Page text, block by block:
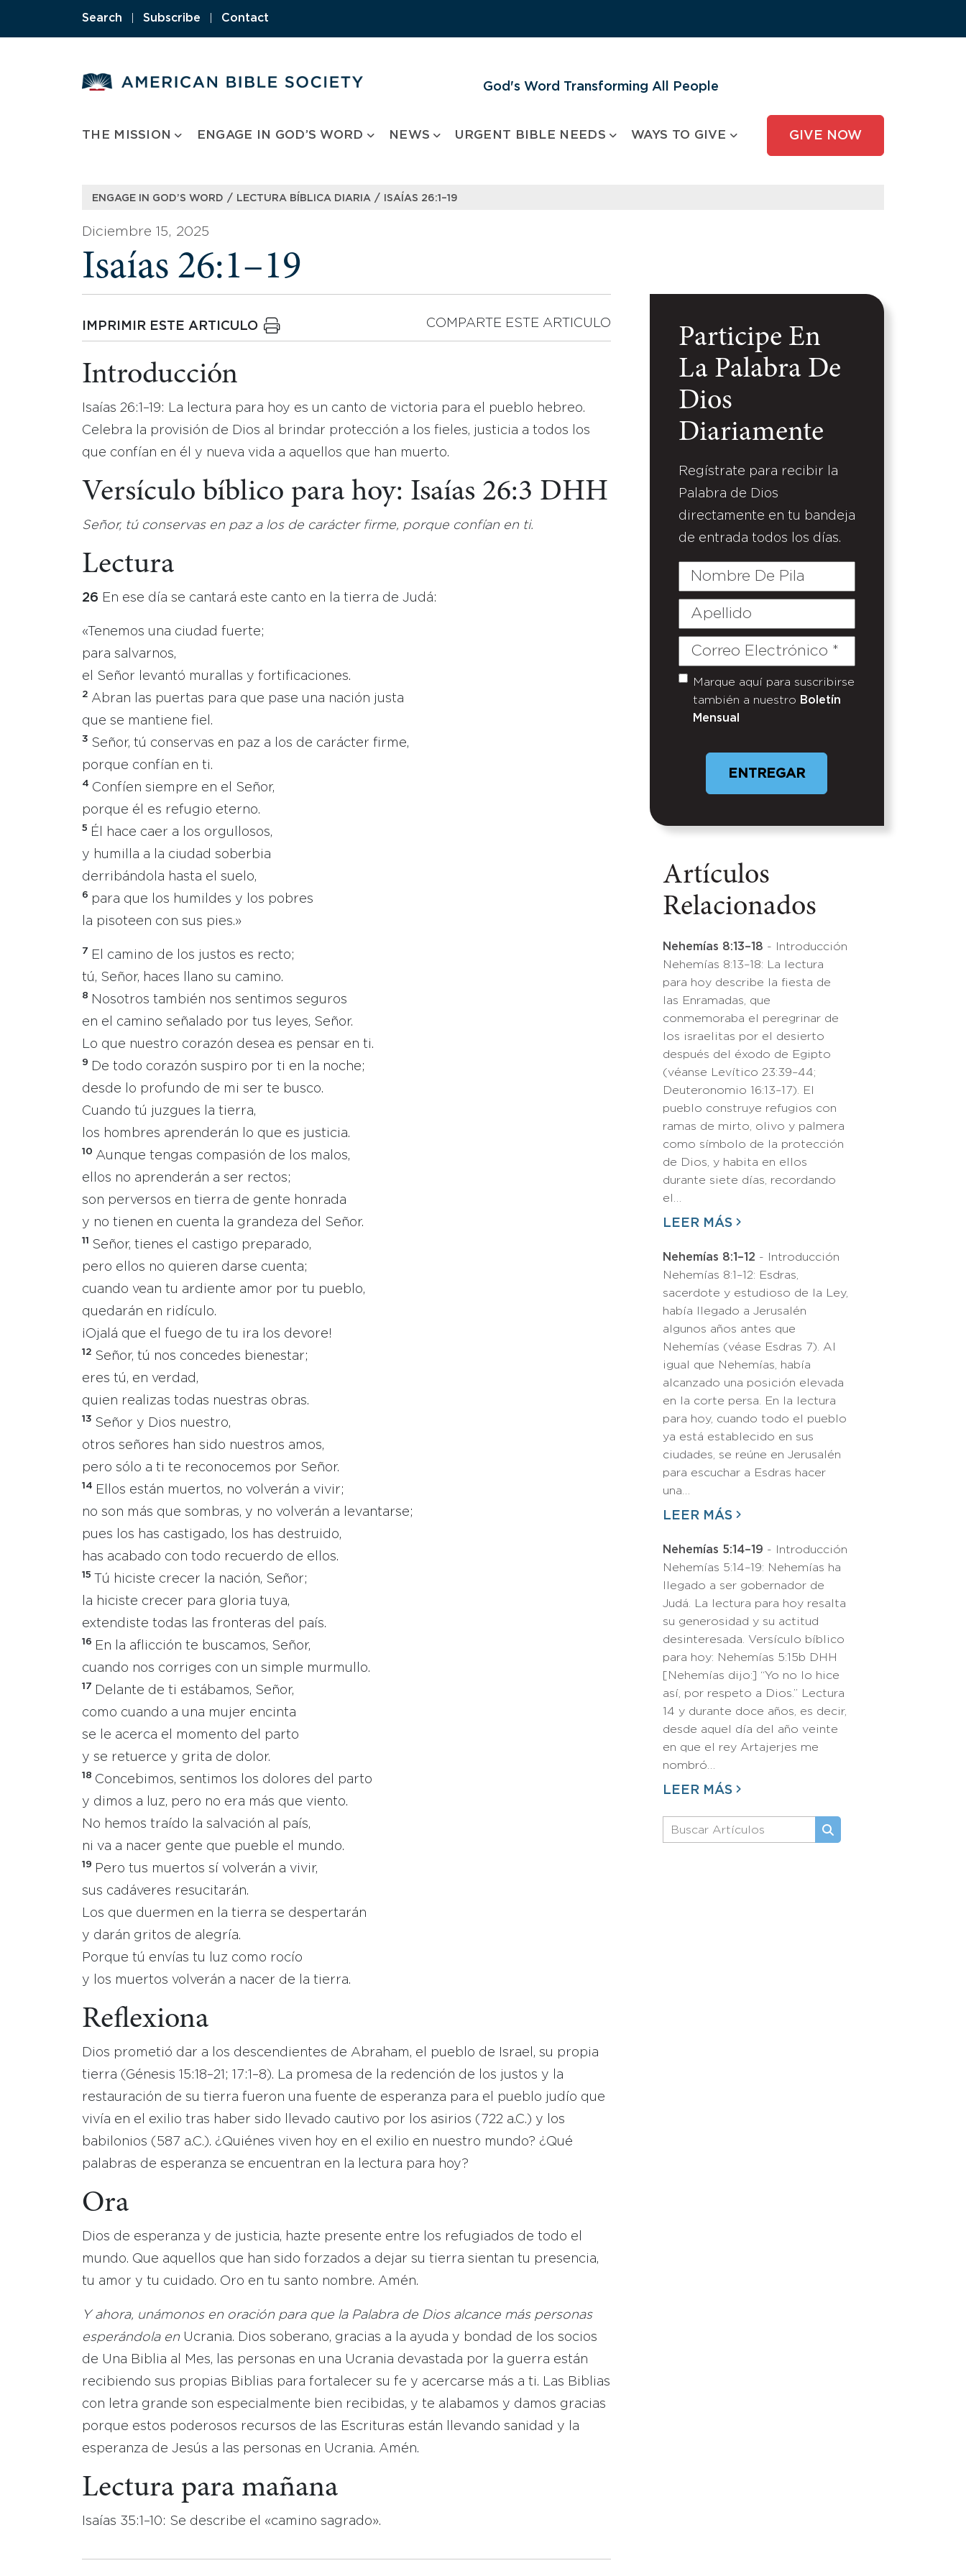
Search Subscribe Contact
God's Word Transforming All People
THE MISSION ENGAGE IN GOD’S WORD NEWS URGENT BIBLE NEEDS WAYS TO GIVE GIVE NOW
ENGAGE IN GOD’S WORD / LECTURA BÍBLICA DIARIA / ISAÍAS 26:1–19
Diciembre 15, 2025
Isaías 26:1–19
IMPRIMIR ESTE ARTICULO COMPARTE ESTE ARTICULO
Introducción
Isaías 26:1–19: La lectura para hoy es un canto de victoria para el pueblo hebreo.
Celebra la provisión de Dios al brindar protección a los fieles, justicia a todos los
que confían en él y nueva vida a aquellos que han muerto.
Versículo bíblico para hoy: Isaías 26:3 DHH
Señor, tú conservas en paz a los de carácter firme, porque confían en ti.
Lectura
26 En ese día se cantará este canto en la tierra de Judá:
«Tenemos una ciudad fuerte;
para salvarnos,
el Señor levantó murallas y fortificaciones.
2 Abran las puertas para que pase una nación justa
que se mantiene fiel.
3 Señor, tú conservas en paz a los de carácter firme,
porque confían en ti.
4 Confíen siempre en el Señor,
porque él es refugio eterno.
5
Él hace caer a los orgullosos,
y humilla a la ciudad soberbia
derribándola hasta el suelo,
6 para que los humildes y los pobres
la pisoteen con sus pies.»
7
El camino de los justos es recto;
tú, Señor, haces llano su camino.
8
Nosotros también nos sentimos seguros
en el camino señalado por tus leyes, Señor.
Lo que nuestro corazón desea es pensar en ti.
9
De todo corazón suspiro por ti en la noche;
desde lo profundo de mi ser te busco.
Cuando tú juzgues la tierra,
los hombres aprenderán lo que es justicia.
10 Aunque tengas compasión de los malos,
ellos no aprenderán a ser rectos;
son perversos en tierra de gente honrada
y no tienen en cuenta la grandeza del Señor.
11 Señor, tienes el castigo preparado,
pero ellos no quieren darse cuenta;
cuando vean tu ardiente amor por tu pueblo,
quedarán en ridículo.
¡Ojalá que el fuego de tu ira los devore!
12 Señor, tú nos concedes bienestar;
eres tú, en verdad,
quien realizas todas nuestras obras.
13 Señor y Dios nuestro,
otros señores han sido nuestros amos,
pero sólo a ti te reconocemos por Señor.
14
Ellos están muertos, no volverán a vivir;
no son más que sombras, y no volverán a levantarse;
pues los has castigado, los has destruido,
has acabado con todo recuerdo de ellos.
15
Tú hiciste crecer la nación, Señor;
la hiciste crecer para gloria tuya,
extendiste todas las fronteras del país.
16
En la aflicción te buscamos, Señor,
cuando nos corriges con un simple murmullo.
17
Delante de ti estábamos, Señor,
como cuando a una mujer encinta
se le acerca el momento del parto
y se retuerce y grita de dolor.
18 Concebimos, sentimos los dolores del parto
y dimos a luz, pero no era más que viento.
No hemos traído la salvación al país,
ni va a nacer gente que pueble el mundo.
19
Pero tus muertos sí volverán a vivir,
sus cadáveres resucitarán.
Los que duermen en la tierra se despertarán
y darán gritos de alegría.
Porque tú envías tu luz como rocío
y los muertos volverán a nacer de la tierra.
Reflexiona
Dios prometió dar a los descendientes de Abraham, el pueblo de Israel, su propia
tierra (Génesis 15:18–21; 17:1–8). La promesa de la redención de los justos y la
restauración de su tierra fueron una fuente de esperanza para el pueblo judío que
vivía en el exilio tras haber sido llevado cautivo por los asirios (722 a.C.) y los
babilonios (587 a.C.). ¿Quiénes viven hoy en el exilio en nuestro mundo? ¿Qué
palabras de esperanza se encuentran en la lectura para hoy?
Ora
Dios de esperanza y de justicia, hazte presente entre los refugiados de todo el
mundo. Que aquellos que han sido forzados a dejar su tierra sientan tu presencia,
tu amor y tu cuidado. Oro en tu santo nombre. Amén.
Y ahora, unámonos en oración para que la Palabra de Dios alcance más personas
esperándola en Ucrania. Dios soberano, gracias a la ayuda y bondad de los socios
de Una Biblia al Mes, las personas en una Ucrania devastada por la guerra están
recibiendo sus propias Biblias para fortalecer su fe y acercarse más a ti. Las Biblias
con letra grande son especialmente bien recibidas, y te alabamos y damos gracias
porque estos poderosos recursos de las Escrituras están llevando sanidad y la
esperanza de Jesús a las personas en Ucrania. Amén.
Lectura para mañana
Isaías 35:1–10: Se describe el «camino sagrado».
Participe En
La Palabra De
Dios
Diariamente
Regístrate para recibir la
Palabra de Dios
directamente en tu bandeja
de entrada todos los días.
Nombre
Pila
Apellido
Correo
Untitled
Marque aquí para suscribirse
también a nuestro Boletín
Mensual
Artículos
Relacionados
Nehemías 8:13–18 - Introducción
Nehemías 8:13–18: La lectura
para hoy describe la fiesta de
las Enramadas, que
conmemoraba el peregrinar de
los israelitas por el desierto
después del éxodo de Egipto
(véanse Levítico 23:39–44;
Deuteronomio 16:13–17). El
pueblo construye refugios con
ramas de mirto, olivo y palmera
como símbolo de la protección
de Dios, y habita en ellos
durante siete días, recordando
el…
LEER MÁS
Nehemías 8:1–12 - Introducción
Nehemías 8:1–12: Esdras,
sacerdote y estudioso de la Ley,
había llegado a Jerusalén
algunos años antes que
Nehemías (véase Esdras 7). Al
igual que Nehemías, había
alcanzado una posición elevada
en la corte persa. En la lectura
para hoy, cuando todo el pueblo
ya está establecido en sus
ciudades, se reúne en Jerusalén
para escuchar a Esdras hacer
una…
LEER MÁS
Nehemías 5:14–19 - Introducción
Nehemías 5:14–19: Nehemías ha
llegado a ser gobernador de
Judá. La lectura para hoy resalta
su generosidad y su actitud
desinteresada. Versículo bíblico
para hoy: Nehemías 5:15b DHH
[Nehemías dijo:] “Yo no lo hice
así, por respeto a Dios.” Lectura
14 y durante doce años, es decir,
desde aquel día del año veinte
en que el rey Artajerjes me
nombró…
LEER MÁS